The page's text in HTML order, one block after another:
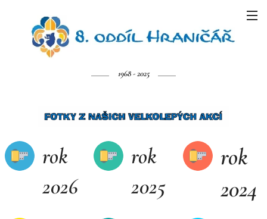
1968 - 2025
rok
2026
rok
2025
rok
2024